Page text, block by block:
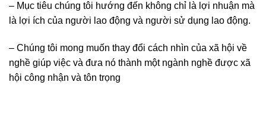
– Mục tiêu chúng tôi hướng đến không chỉ là lợi nhuận mà
là lợi ích của người lao động và người sử dụng lao động.
– Chúng tôi mong muốn thay đổi cách nhìn của xã hội về
nghề giúp việc và đưa nó thành một ngành nghề được xã
hội công nhận và tôn trọng